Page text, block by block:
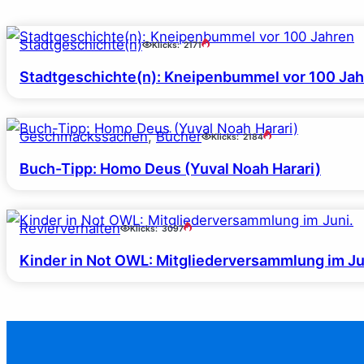
Stadtgeschichte(n) Klicks: 2171
Stadtgeschichte(n): Kneipenbummel vor 100
Geschmackssachen, Bücher Klicks: 2184
Buch-Tipp: Homo Deus (Yuval Noah Harari)
Revierverhalten Klicks: 3097
Kinder in Not OWL: Mitgliederversammlung im